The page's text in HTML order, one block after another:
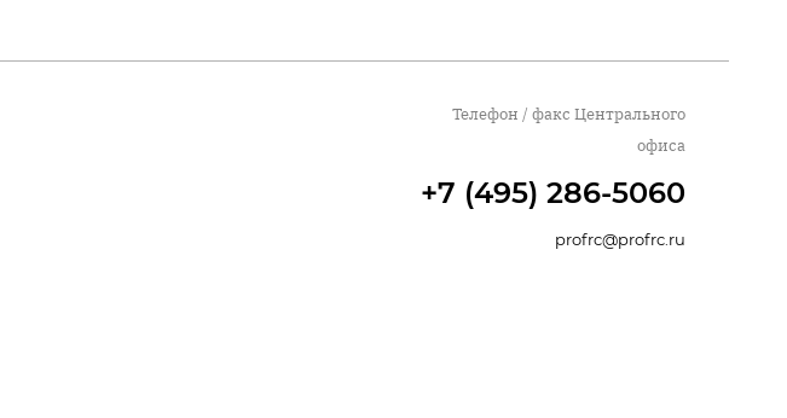
Телефон / факс Центрального
офиса
+7 (495) 286-5060
profrc@profrc.ru